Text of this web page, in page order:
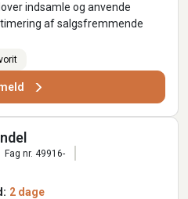
indsamle og anvende
af salgsfremmende
Fag nr. 49916-
2 dage